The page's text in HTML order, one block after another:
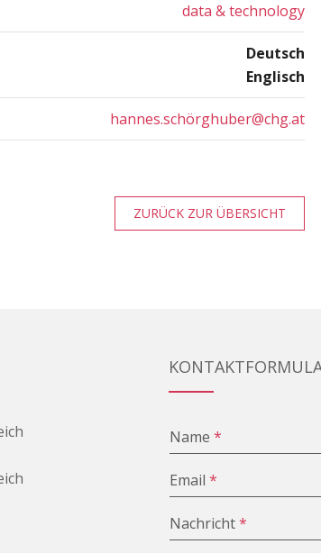
data & technology
Deutsch
Englisch
hannes.schörghuber@chg.at
ZURÜCK ZUR ÜBERSICHT
Name *
Email *
Nachricht*